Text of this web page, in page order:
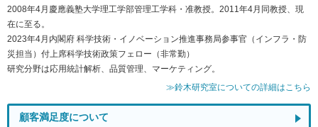
2008年4月慶應義塾大学理工学部管理工学科・准教授。2011年4月同教授、現
在に至る。
2023年4月内閣府 科学技術・イノベーション推進事務局参事官（インフラ・防
災担当）付上席科学技術政策フェロー（非常勤）
研究分野は応用統計解析、品質管理、マーケティング。
≫鈴木研究室についての詳細はこちら
顧客満足度について